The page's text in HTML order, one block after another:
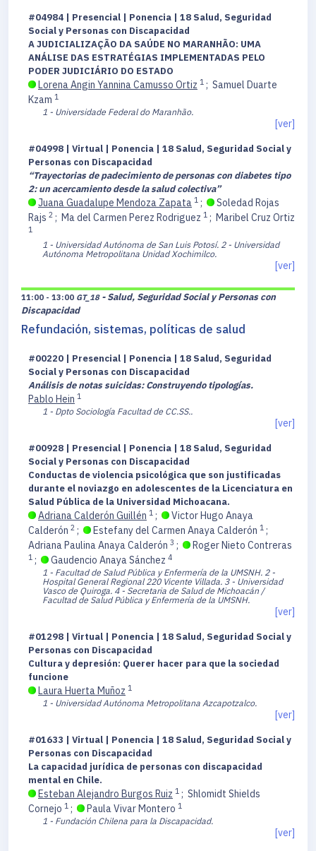
#04984 | Presencial | Ponencia | 18 Salud, Seguridad
Social y Personas con Discapacidad
A JUDICIALIZAÇÃO DA SAÚDE NO MARANHÃO: UMA
ANÁLISE DAS ESTRATÉGIAS IMPLEMENTADAS PELO
PODER JUDICIÁRIO DO ESTADO
Lorena Angin Yannina Camusso Ortiz 1 ; Samuel Duarte
Kzam 1
1 - Universidade Federal do Maranhão.
[ver]
#04998 | Virtual | Ponencia | 18 Salud, Seguridad Social y
Personas con Discapacidad
“Trayectorias de padecimiento de personas con diabetes tipo
2: un acercamiento desde la salud colectiva”
Juana Guadalupe Mendoza Zapata 1 ;
Soledad Rojas
Rajs 2 ; Ma del Carmen Perez Rodriguez 1 ; Maribel Cruz Ortiz
1
1 - Universidad Autónoma de San Luis Potosí. 2 - Universidad
Autónoma Metropolitana Unidad Xochimilco.
[ver]
11:00 - 13:00 GT_18 - Salud, Seguridad Social y Personas con
Discapacidad
Refundación, sistemas, políticas de salud
#00220 | Presencial | Ponencia | 18 Salud, Seguridad
Social y Personas con Discapacidad
Análisis de notas suicidas: Construyendo tipologías.
Pablo Hein 1
1 - Dpto Sociología Facultad de CC.SS..
[ver]
#00928 | Presencial | Ponencia | 18 Salud, Seguridad
Social y Personas con Discapacidad
Conductas de violencia psicológica que son justificadas
durante el noviazgo en adolescentes de la Licenciatura en
Salud Pública de la Universidad Michoacana.
Adriana Calderón Guillén 1 ;
Victor Hugo Anaya
Calderón 2 ; Estefany del Carmen Anaya Calderón 1 ;
Adriana Paulina Anaya Calderón 3 ; Roger Nieto Contreras
1 ; Gaudencio Anaya Sánchez 4
1 - Facultad de Salud Pública y Enfermería de la UMSNH. 2 -
Hospital General Regional 220 Vicente Villada. 3 - Universidad
Vasco de Quiroga. 4 - Secretaria de Salud de Michoacán /
Facultad de Salud Pública y Enfermería de la UMSNH.
[ver]
#01298 | Virtual | Ponencia | 18 Salud, Seguridad Social y
Personas con Discapacidad
Cultura y depresión: Querer hacer para que la sociedad
funcione
Laura Huerta Muñoz 1
1 - Universidad Autónoma Metropolitana Azcapotzalco.
[ver]
#01633 | Virtual | Ponencia | 18 Salud, Seguridad Social y
Personas con Discapacidad
La capacidad jurídica de personas con discapacidad
mental en Chile.
Esteban Alejandro Burgos Ruiz 1 ; Shlomidt Shields
Cornejo 1 ; Paula Vivar Montero 1
1 - Fundación Chilena para la Discapacidad.
[ver]